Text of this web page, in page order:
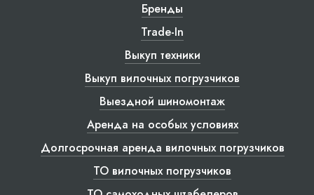
Бренды
Trade-In
Выкуп техники
Выкуп вилочных погрузчиков
Выездной шиномонтаж
Аренда на особых условиях
Долгосрочная аренда вилочных погрузчиков
ТО вилочных погрузчиков